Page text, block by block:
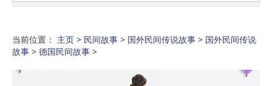
当前位置： 主页 > 民间故事 > 国外民间传说故事 > 国外民间传说
故事 > 德国民间故事 >